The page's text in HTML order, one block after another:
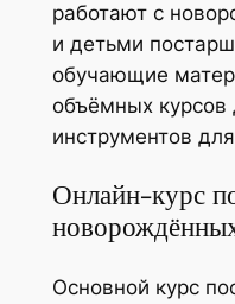
работают с
и детьми
обучающие
объёмных курсов
инструментов
Онлайн-курс
Основной курс